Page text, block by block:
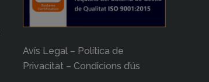
Avís Legal – Política de
Privacitat – Condicions d’ús